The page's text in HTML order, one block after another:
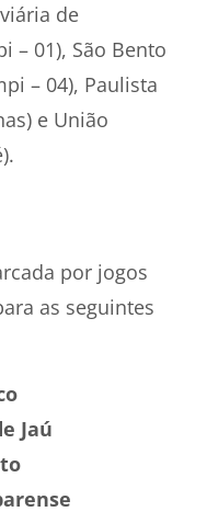
de
– 01), São Bento
– 04), Paulista
e União
por jogos
as seguintes
Jaú